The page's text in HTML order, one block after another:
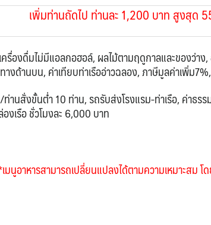
เพิ่มท่านถัดไป ท่านละ 1,200 บาท สูงสุด
เครื่องดื่มไม่มีแอลกอฮอล์, ผลไม้ตามฤดูกาลและของว่าง,
งด้านบน, ค่าเทียบท่าเรืออ่าวฉลอง,ภาษีมูลค่าเพิ่ม
านสั่งขั้นต่ำ 10 ท่าน, รถรับส่งโรงแรม-ท่าเรือ, ค่าธร
เรือ ชั่วโมงละ 6,000 บาท
มนูอาหารสามารถเปลี่ยนแปลงได้ตามความเหมาะสม